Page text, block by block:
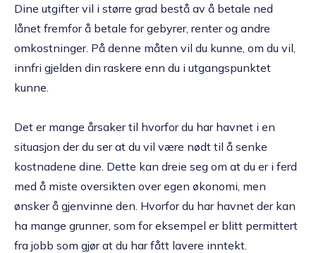
Dine utgifter vil i større grad bestå av å betale ned
lånet fremfor å betale for gebyrer, renter og andre
omkostninger. På denne måten vil du kunne, om du vil,
innfri gjelden din raskere enn du i utgangspunktet
kunne.
Det er mange årsaker til hvorfor du har havnet i en
situasjon der du ser at du vil være nødt til å senke
kostnadene dine. Dette kan dreie seg om at du er i ferd
med å miste oversikten over egen økonomi, men
ønsker å gjenvinne den. Hvorfor du har havnet der kan
ha mange grunner, som for eksempel er blitt permittert
fra jobb som gjør at du har fått lavere inntekt.